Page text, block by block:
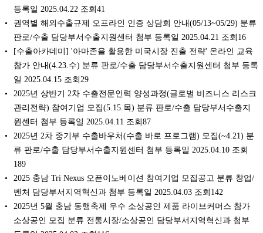
등록일 2025.04.22 조회41
권역별 해외수출규제 오프라인 인증 상담회 안내(05/13~05/29) 분류
판로/수출 담당부서수출지원센터 첨부 등록일 2025.04.21 조회16
[수출아카데미] '아마존을 활용한 미국시장 진출 전략' 온라인 교육
참가 안내(4.23.수) 분류 판로/수출 담당부서수출지원센터 첨부 등록
일 2025.04.15 조회29
2025년 상반기 2차 수출전문인력 양성과정(글로벌 비즈니스 리스크
관리전략) 참여기업 모집(5.15.목) 분류 판로/수출 담당부서수출지
원센터 첨부 등록일 2025.04.11 조회87
2025년 2차 중기부 수출바우처(수출 바로 프로그램) 모집(~4.21) 분
류 판로/수출 담당부서수출지원센터 첨부 등록일 2025.04.10 조회
189
2025 충남 Tri Nexus 오픈이노베이션 참여기업 모집공고 분류 창업/
벤처 담당부서지역혁신과 첨부 등록일 2025.04.03 조회142
2025년 5월 충남 동행축제 우수 소상공인 제품 라이브커머스 참가
소상공인 모집 분류 전통시장/소상공인 담당부서지역혁신과 첨부